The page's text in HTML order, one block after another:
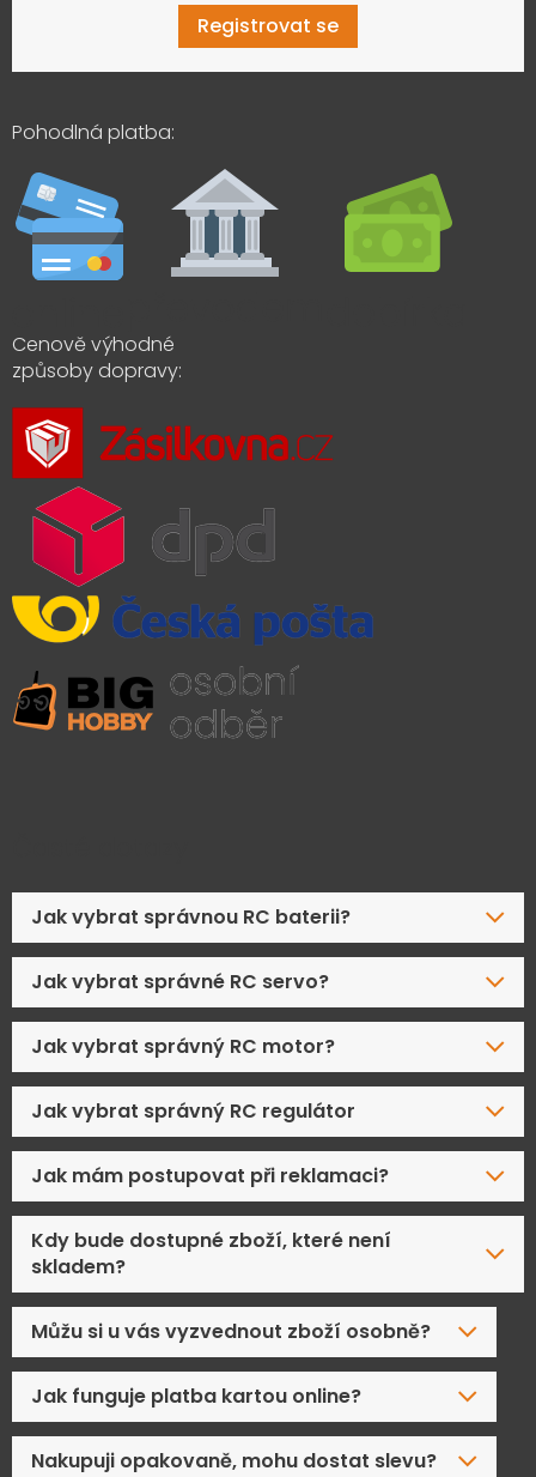
Registrovat se
Pohodlná platba:
Cenově výhodné
způsoby dopravy:
Jak vybrat správnou RC baterii?
Jak vybrat správné RC servo?
Jak vybrat správný RC motor?
Jak vybrat správný RC regulátor
Jak mám postupovat při reklamaci?
Kdy bude dostupné zboží, které není
skladem?
Můžu si u vás vyzvednout zboží osobně?
Jak funguje platba kartou online?
Nakupuji opakovaně, mohu dostat slevu?